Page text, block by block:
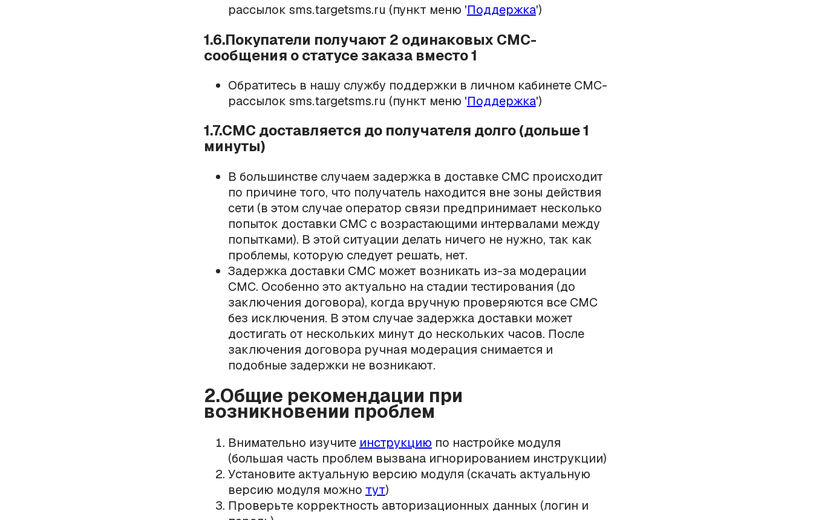
рассылок sms.targetsms.ru (пункт меню 'Поддержка')
1.6.Покупатели получают 2 одинаковых СМС-
сообщения о статусе заказа вместо 1
Обратитесь в нашу службу поддержки в личном кабинете СМС-
рассылок sms.targetsms.ru (пункт меню 'Поддержка')
1.7.СМС доставляется до получателя долго (дольше 1
минуты)
В большинстве случаем задержка в доставке СМС происходит
по причине того, что получатель находится вне зоны действия
сети (в этом случае оператор связи предпринимает несколько
попыток доставки СМС с возрастающими интервалами между
попытками). В этой ситуации делать ничего не нужно, так как
проблемы, которую следует решать, нет.
Задержка доставки СМС может возникать из-за модерации
СМС. Особенно это актуально на стадии тестирования (до
заключения договора), когда вручную проверяются все СМС
без исключения. В этом случае задержка доставки может
достигать от нескольких минут до нескольких часов. После
заключения договора ручная модерация снимается и
подобные задержки не возникают.
2.Общие рекомендации при
возникновении проблем
Внимательно изучите инструкцию по настройке модуля
(большая часть проблем вызвана игнорированием инструкции)
Установите актуальную версию модуля (скачать актуальную
версию модуля можно тут)
Проверьте корректность авторизационных данных (логин и